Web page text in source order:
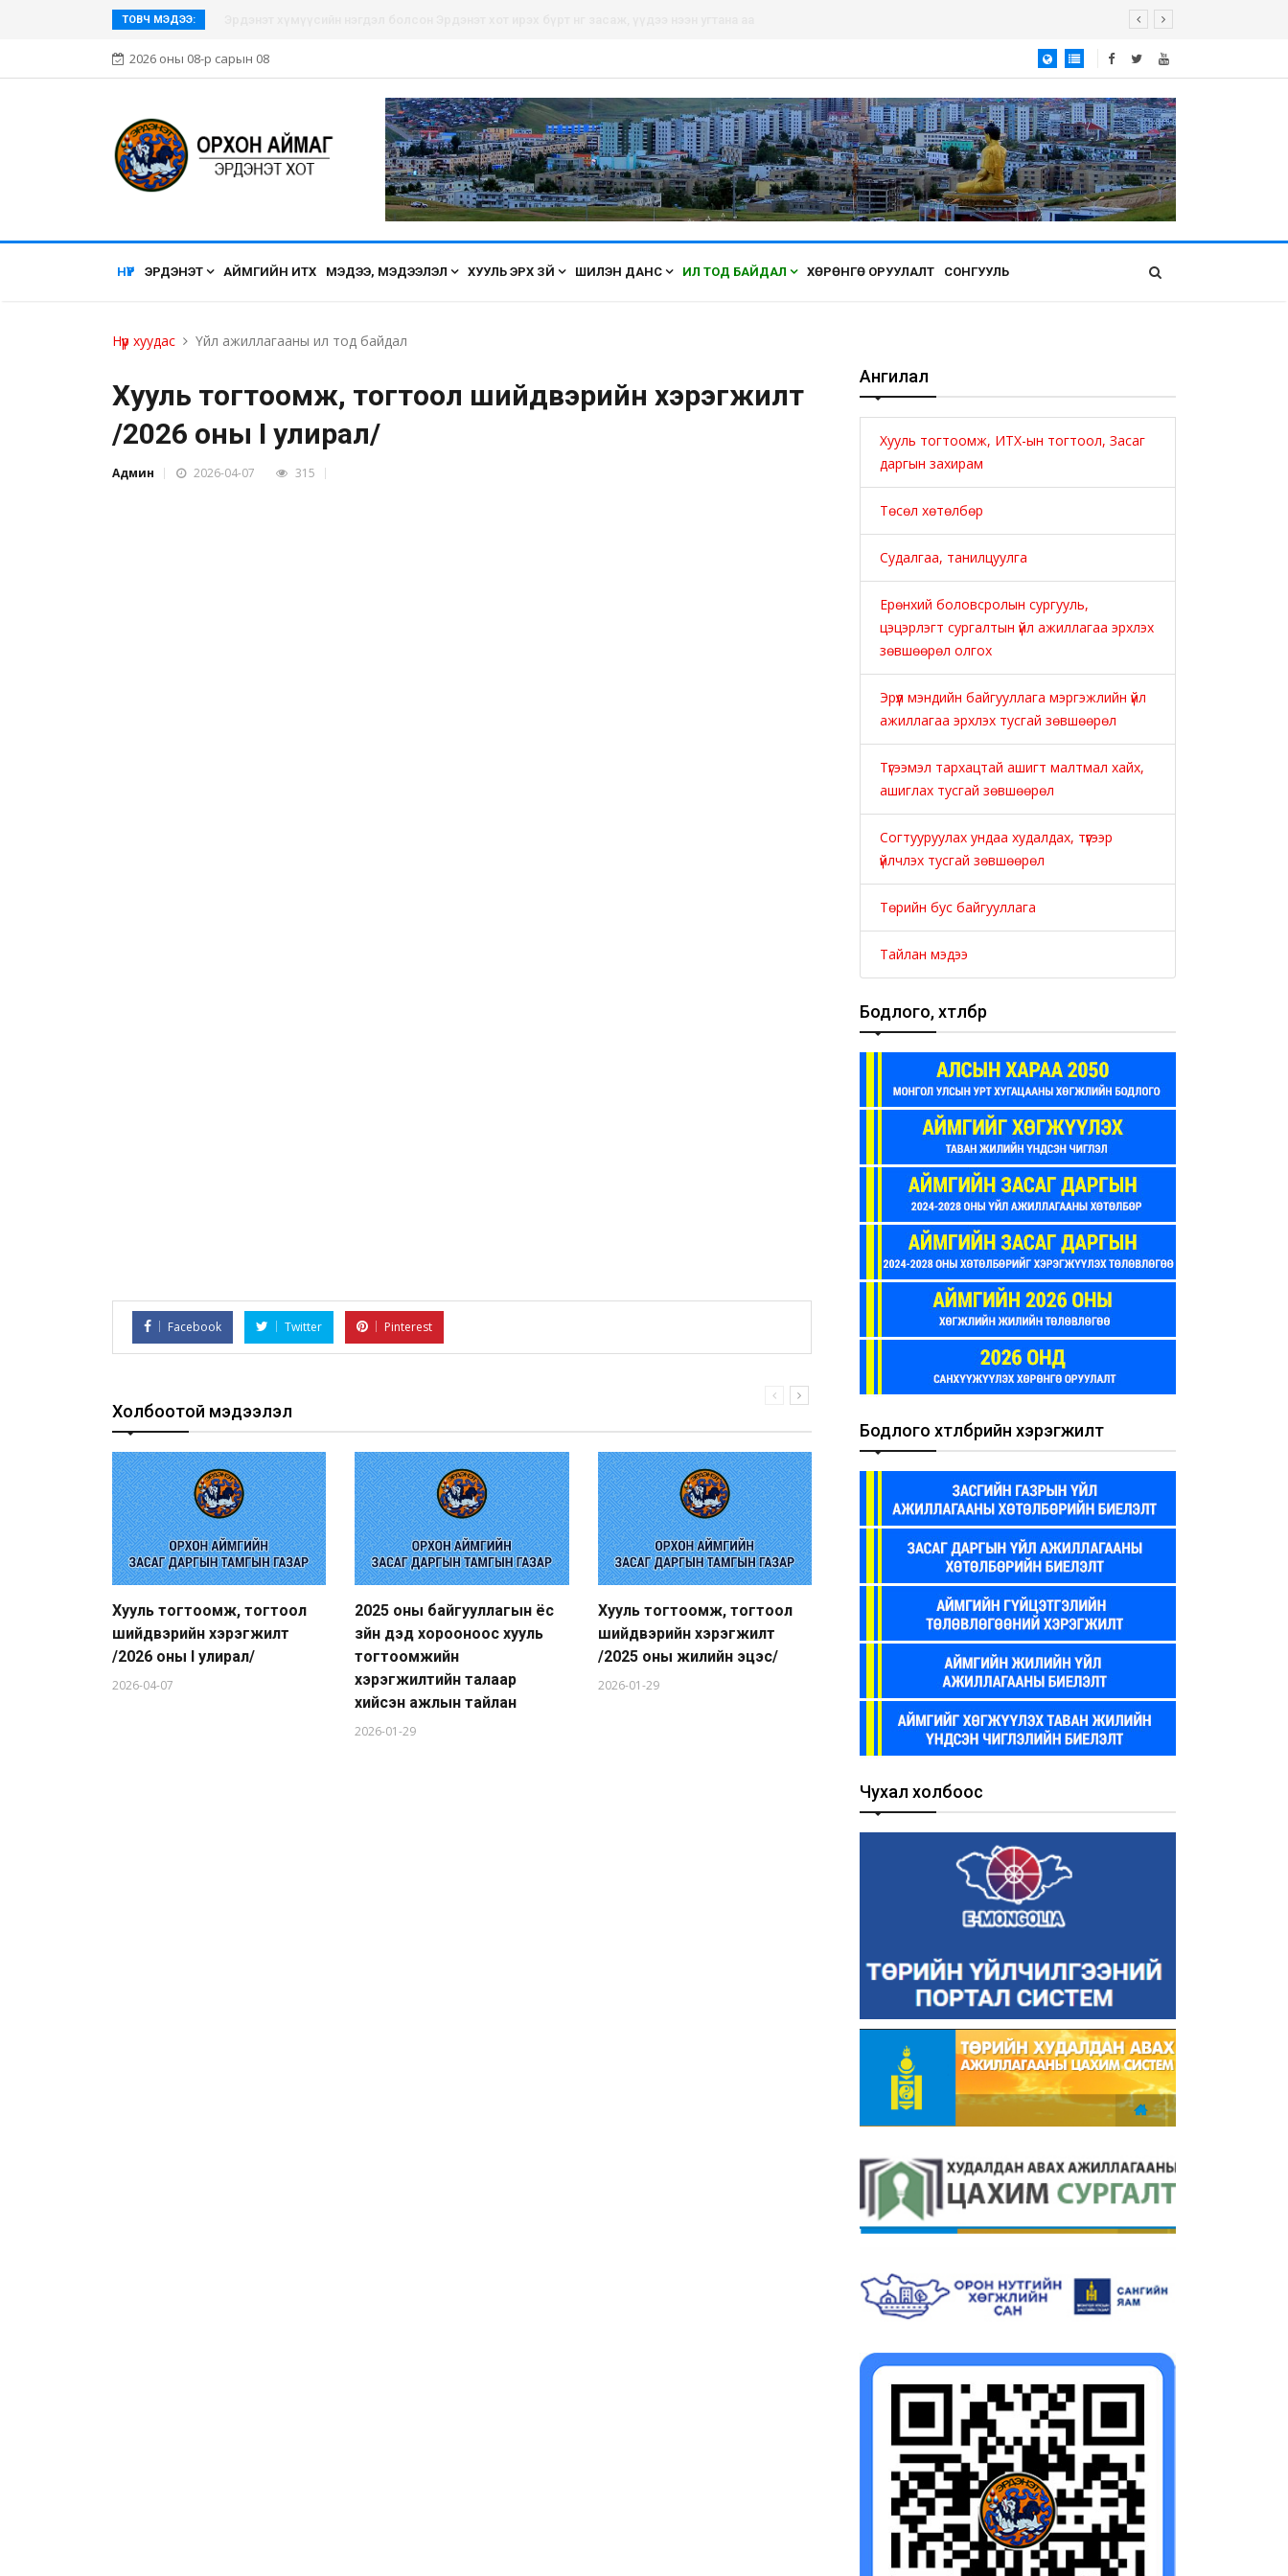
ТОВЧ МЭДЭЭ:
2026 оны 08-р сарын 08
НҮҮР ЭРДЭНЭТ АЙМГИЙН ИТХ МЭДЭЭ, МЭДЭЭЛЭЛ ХУУЛЬ ЭРХ ЗҮЙ ШИЛЭН ДАНС ИЛ ТОД БАЙДАЛ ХӨРӨНГӨ ОРУУЛАЛТ СОНГУУЛЬ
Нүүр хуудас Үйл ажиллагааны ил тод байдал
Хууль тогтоомж, тогтоол шийдвэрийн хэрэгжилт
/2026 оны I улирал/
Админ 2026-04-07 315
Facebook Twitter Pinterest
Холбоотой мэдээлэл
Хууль тогтоомж, тогтоол
шийдвэрийн хэрэгжилт
/2026 оны I улирал/
2026-04-07
2025 оны байгууллагын ёс
зүйн дэд хорооноос хууль
тогтоомжийн
хэрэгжилтийн талаар
хийсэн ажлын тайлан
2026-01-29
Хууль тогтоомж, тогтоол
шийдвэрийн хэрэгжилт
/2025 оны жилийн эцэс/
2026-01-29
2024-2025 онд олгосон
тусгай зөвшөөрлийн
судалгаа Үйлчилгээ
2024-2025 онд олгосон
тусгай зөвшөөрлийн
судалгаа Худалдаа
2026-01-30
Ангилал
Хууль тогтоомж, ИТХ-ын тогтоол, Засаг
даргын захирам
Төсөл хөтөлбөр
Судалгаа, танилцуулга
Ерөнхий боловсролын сургууль,
цэцэрлэгт сургалтын үйл ажиллагаа эрхлэх
зөвшөөрөл олгох
Эрүүл мэндийн байгууллага мэргэжлийн үйл
ажиллагаа эрхлэх тусгай зөвшөөрөл
Түгээмэл тархацтай ашигт малтмал хайх,
ашиглах тусгай зөвшөөрөл
Согтууруулах ундаа худалдах, түүгээр
үйлчлэх тусгай зөвшөөрөл
Төрийн бус байгууллага
Тайлан мэдээ
Бодлого, хөтөлбөр
Бодлого хөтөлбөрийн хэрэгжилт
Чухал холбоос